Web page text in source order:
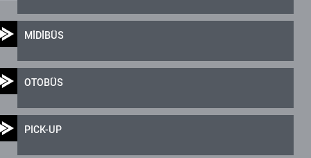
MİDİBÜS
OTOBÜS
PICK-UP